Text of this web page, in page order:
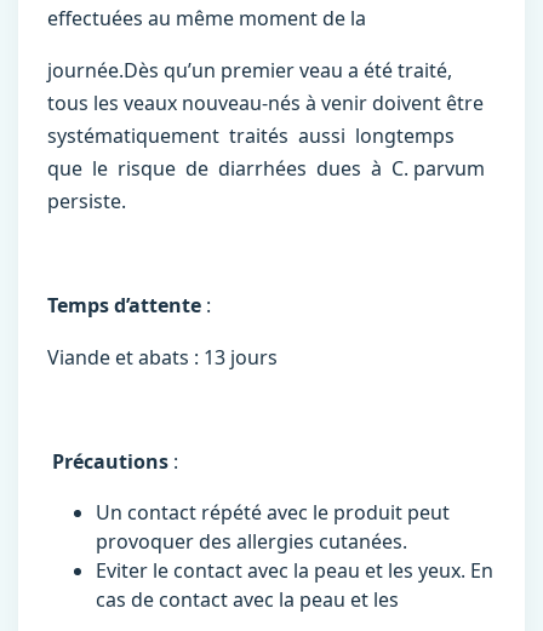
effectuées au même moment de la
journée.Dès qu’un premier veau a été traité,
tous les veaux nouveau-nés à venir doivent être
systématiquement traités aussi longtemps
que le risque de diarrhées dues à C. parvum
persiste.
Temps d’attente :
Viande et abats : 13 jours
Précautions :
Un contact répété avec le produit peut
provoquer des allergies cutanées.
Eviter le contact avec la peau et les yeux. En
cas de contact avec la peau et les